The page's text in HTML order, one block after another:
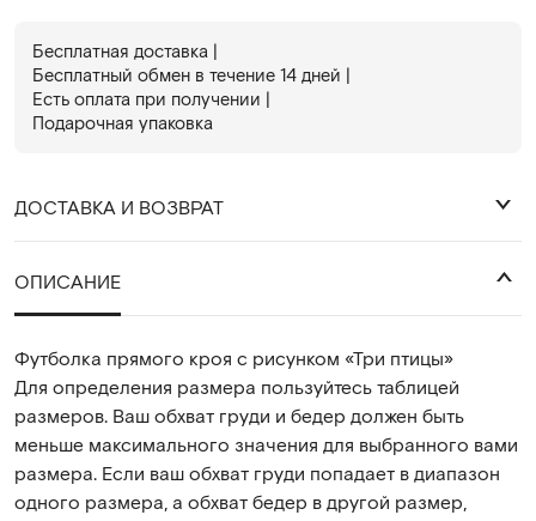
Бесплатная доставка |
Бесплатный обмен в течениe 14 дней |
Есть оплата при получении |
Подарочная упаковка
ДОСТАВКА И ВОЗВРАТ
ОПИСАНИЕ
Футболка прямого кроя с рисунком «Три птицы»
Для определения размера пользуйтесь таблицей
размеров. Ваш обхват груди и бедер должен быть
меньше максимального значения для выбранного вами
размера. Если ваш обхват груди попадает в диапазон
одного размера, а обхват бедер в другой размер,